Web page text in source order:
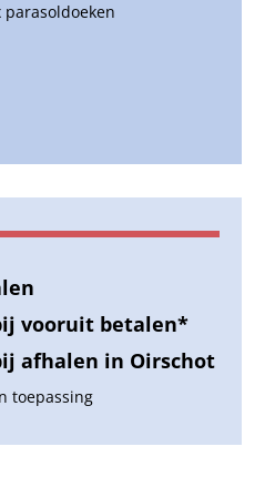
parasoldoeken
vooruit betalen*
afhalen in Oirschot
toepassing